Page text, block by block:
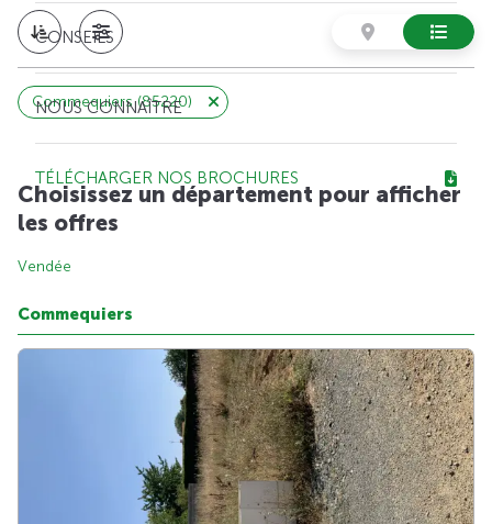
CONSEILS
NOUS CONNAÎTRE
TÉLÉCHARGER NOS BROCHURES
Commequiers (85220)
Choisissez un département pour afficher
les offres
Vendée
Commequiers